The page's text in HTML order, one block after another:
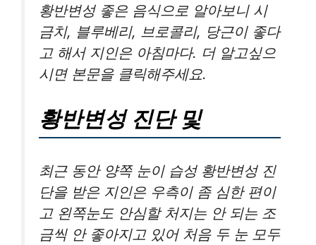
황반변성 좋은 음식으로 알아보니 시
금치, 블루베리, 브로콜리, 당근이 좋다
고 해서 지인은 아침마다. 더 알고싶으
시면 본문을 클릭해주세요.
황반변성 진단 및
최근 동안 양쪽 눈이 습성 황반변성 진
단을 받은 지인은 우측이 좀 심한 편이
고 왼쪽눈도 안심할 처지는 안 되는 조
금씩 안 좋아지고 있어 처음 두 눈 모두